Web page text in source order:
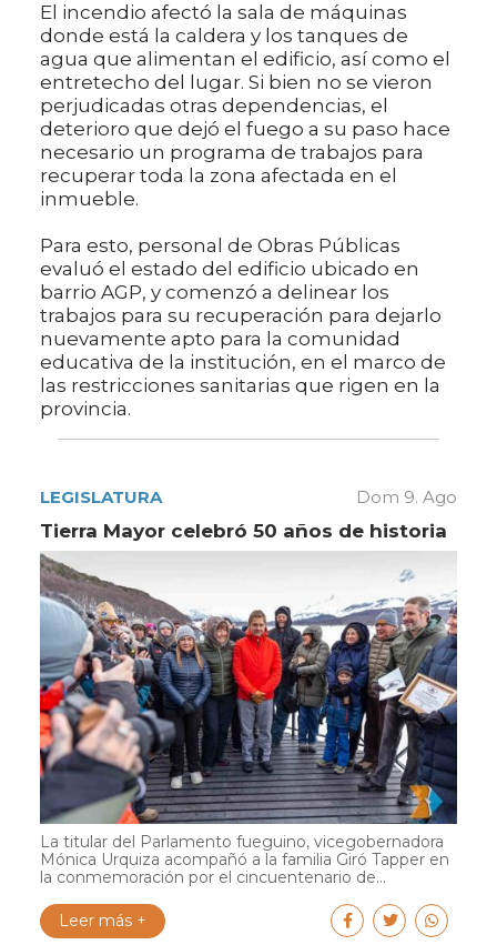
El incendio afectó la sala de máquinas
donde está la caldera y los tanques de
agua que alimentan el edificio, así como el
entretecho del lugar. Si bien no se vieron
perjudicadas otras dependencias, el
deterioro que dejó el fuego a su paso hace
necesario un programa de trabajos para
recuperar toda la zona afectada en el
inmueble.
Para esto, personal de Obras Públicas
evaluó el estado del edificio ubicado en
barrio AGP, y comenzó a delinear los
trabajos para su recuperación para dejarlo
nuevamente apto para la comunidad
educativa de la institución, en el marco de
las restricciones sanitarias que rigen en la
provincia.
LEGISLATURA Dom 9. Ago
Tierra Mayor celebró 50 años de historia
La titular del Parlamento fueguino, vicegobernadora
Mónica Urquiza acompañó a la familia Giró Tapper en
la conmemoración por el cincuentenario de...
Leer más +